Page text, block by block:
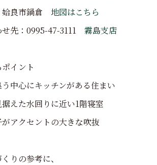
姶良市鍋倉 地図はこちら
先：0995-47-3111 霧島支店
イント
中心にキッチンがある住まい
えた水回りに近い1階寝室
アクセントの大きな吹抜
りの参考に、